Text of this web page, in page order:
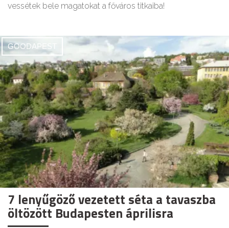
vessétek bele magatokat a főváros titkaiba!
GOODAPEST
7 lenyűgöző vezetett séta a tavaszba
öltözött Budapesten áprilisra